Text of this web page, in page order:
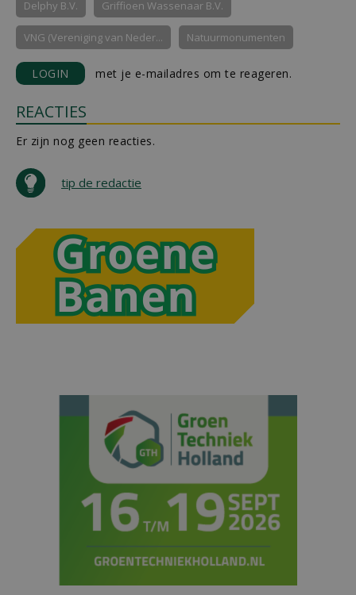
Delphy B.V. Griffioen Wassenaar B.V.
VNG (Vereniging van Neder... Natuurmonumenten
LOGIN met je e-mailadres om te reageren.
REACTIES
Er zijn nog geen reacties.
tip de redactie